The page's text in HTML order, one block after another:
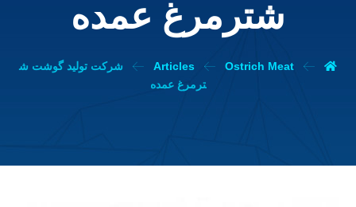
شترمرغ عمده
Articles Ostrich Meat
شرکت تولید گوشت ش
ترمرغ عمده